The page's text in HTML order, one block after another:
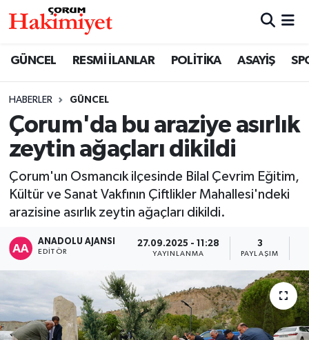
GÜNCEL RESMİ İLANLAR POLİTİKA ASAYİŞ
HABERLER GÜNCEL
Çorum'da bu araziye asırlık
zeytin ağaçları dikildi
Çorum'un Osmancık ilçesinde Bilal Çevrim Eğitim,
Kültür ve Sanat Vakfının Çiftlikler Mahallesi'ndeki
arazisine asırlık zeytin ağaçları dikildi.
ANADOLU AJANSI
EDITÖR
27.09.2025 - 11:28
YAYINLANMA
3
PAYLAŞIM
SAĞLIK
ASAYİŞ
EKONOMİ
EĞİTİM
İLÇELER
Nöbetçi Eczaneler
Çorum Namaz Vakitleri
Trafik Durumu
Süper Lig Puan Durumu ve Fikstür
Haber Arşivi